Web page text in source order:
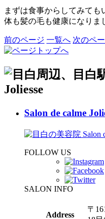
まずは食事からしてみても
体も髪の毛も健康になりま
前のページ 一覧へ 次のペ
Salon de calme
FOLLOW US
SALON INFO
Address
〒